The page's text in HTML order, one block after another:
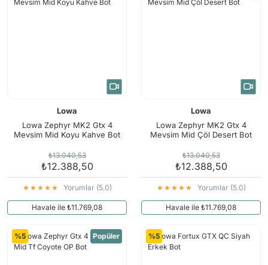
Lowa
Lowa Zephyr MK2 Gtx 4
Mevsim Mid Koyu Kahve Bot
₺13.040,53
₺12.388,50
Yorumlar (5.0)
Havale ile ₺11.769,08
Lowa
Lowa Zephyr MK2 Gtx 4
Mevsim Mid Çöl Desert Bot
₺13.040,53
₺12.388,50
Yorumlar (5.0)
Havale ile ₺11.769,08
%5 Popüler %5